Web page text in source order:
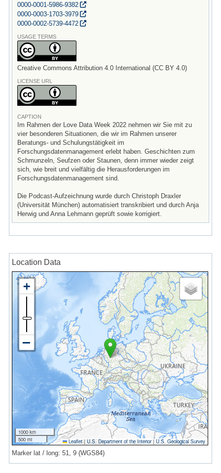
0000-0001-5986-9382
0000-0003-1703-3979
0000-0002-5739-4472
USAGE TERMS
Creative Commons Attribution 4.0 International (CC BY 4.0)
LICENSE URL
CAPTION
Im Rahmen der Love Data Week 2022 nehmen wir Sie mit zu
vier besonderen Situationen, die wir im Rahmen unserer
Beratungs- und Schulungstätigkeit im
Forschungsdatenmanagement erlebt haben. Geschichten zum
Schmunzeln, Seufzen oder Staunen, denn immer wieder zeigt
sich, wie breit und vielfältig die Herausforderungen im
Forschungsdatenmanagement sind.
Die Podcast-Aufzeichnung wurde durch Christoph Draxler
(Universität München) automatisiert transkribiert und durch Anja
Herwig und Anna Lehmann geprüft sowie korrigiert.
Location Data
1000 km
500 mi
Leaflet | U.S. Department of the Interior|U.S. Geological Survey
Marker lat / long: 51, 9 (WGS84)